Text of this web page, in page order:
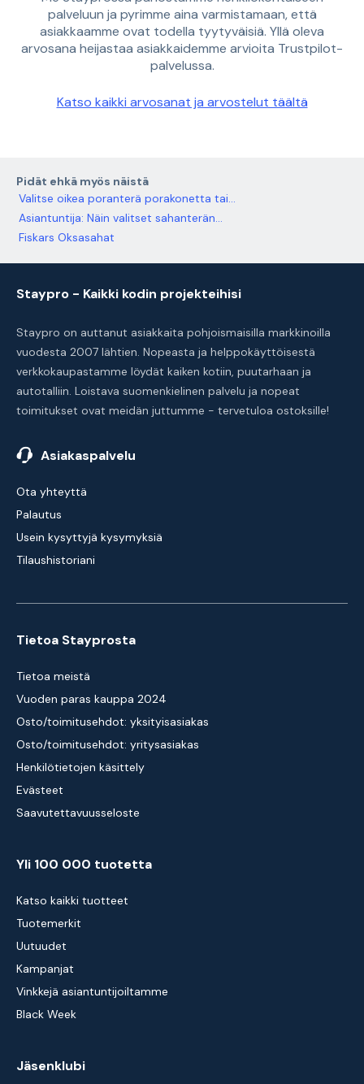
palveluun ja pyrimme aina varmistamaan, että
asiakkaamme ovat todella tyytyväisiä. Yllä oleva
arvosana heijastaa asiakkaidemme arvioita Trustpilot-
palvelussa.
Katso kaikki arvosanat ja arvostelut täältä
Pidät ehkä myös näistä
Valitse oikea poranterä porakonetta tai...
Asiantuntija: Näin valitset sahanterän...
Fiskars Oksasahat
Staypro - Kaikki kodin projekteihisi
Staypro on auttanut asiakkaita pohjoismaisilla markkinoilla
vuodesta 2007 lähtien. Nopeasta ja helppokäyttöisestä
verkkokaupastamme löydät kaiken kotiin, puutarhaan ja
autotalliin. Loistava suomenkielinen palvelu ja nopeat
toimitukset ovat meidän juttumme - tervetuloa ostoksille!
Asiakaspalvelu
Ota yhteyttä
Palautus
Usein kysyttyjä kysymyksiä
Tilaushistoriani
Tietoa Stayprosta
Tietoa meistä
Vuoden paras kauppa 2024
Osto/toimitusehdot: yksityisasiakas
Osto/toimitusehdot: yritysasiakas
Henkilötietojen käsittely
Evästeet
Saavutettavuusseloste
Yli 100 000 tuotetta
Katso kaikki tuotteet
Tuotemerkit
Uutuudet
Kampanjat
Vinkkejä asiantuntijoiltamme
Black Week
Jäsenklubi